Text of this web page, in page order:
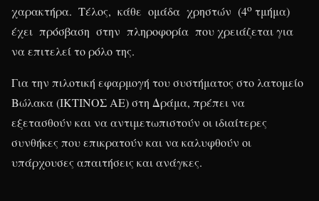
χαρακτήρα. Τέλος, κάθε ομάδα χρηστών (4ο τμήμα)
έχει πρόσβαση στην πληροφορία που χρειάζεται για
να επιτελεί το ρόλο της.
Για την πιλοτική εφαρμογή του συστήματος στο λατομείο
Βώλακα (ΙΚΤΙΝΟΣ ΑΕ) στη Δράμα, πρέπει να
εξετασθούν και να αντιμετωπιστούν οι ιδιαίτερες
συνθήκες που επικρατούν και να καλυφθούν οι
υπάρχουσες απαιτήσεις και ανάγκες.